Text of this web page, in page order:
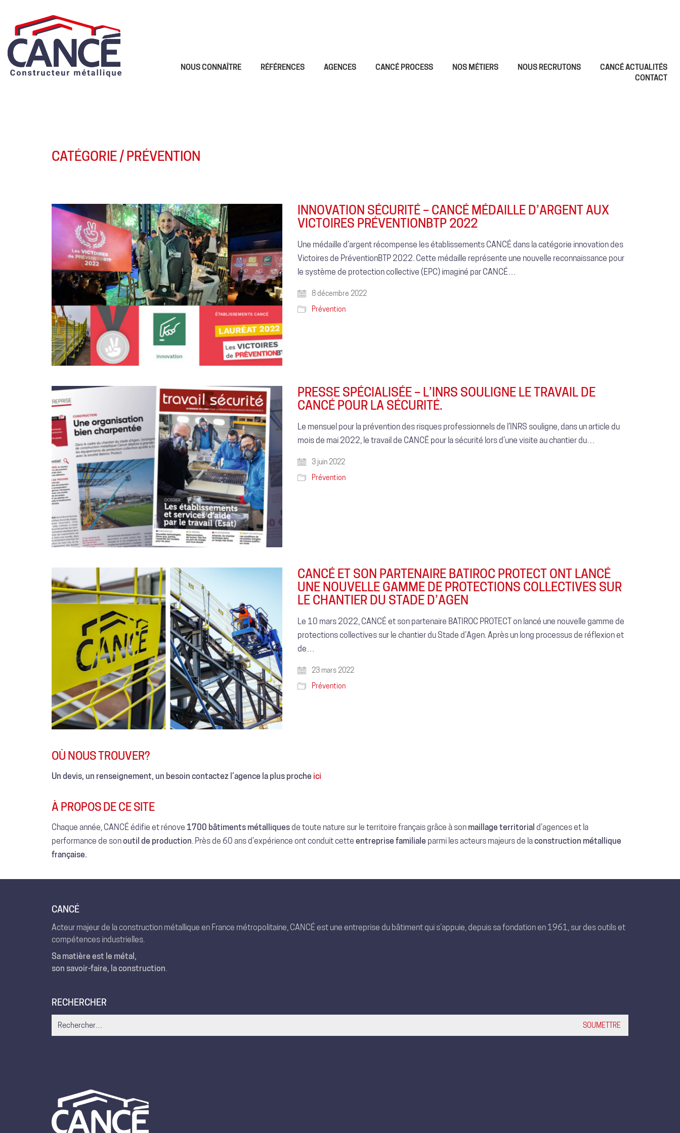
NOUS CONNAÎTRE RÉFÉRENCES AGENCES CANCÉ PROCESS NOS MÉTIERS NOUS RECRUTONS
CANCÉ ACTUALITÉS
CONTACT
CATÉGORIE /PRÉVENTION
INNOVATION SÉCURITÉ – CANCÉ MÉDAILLE D’ARGENT AUX
VICTOIRES PRÉVENTIONBTP 2022
Une médaille d’argent récompense les établissements CANCÉ dans la catégorie innovation des
Victoires de PréventionBTP 2022. Cette médaille représente une nouvelle reconnaissance pour
le système de protection collective (EPC) imaginé par CANCÉ…
8 décembre 2022
Prévention
PRESSE SPÉCIALISÉE – L’INRS SOULIGNE LE TRAVAIL DE
CANCÉ POUR LA SÉCURITÉ.
Le mensuel pour la prévention des risques professionnels de l’INRS souligne, dans un article du
mois de mai 2022, le travail de CANCÉ pour la sécurité lors d’une visite au chantier du…
3 juin 2022
Prévention
CANCÉ ET SON PARTENAIRE BATIROC PROTECT ONT LANCÉ
UNE NOUVELLE GAMME DE PROTECTIONS COLLECTIVES SUR
LE CHANTIER DU STADE D’AGEN
Le 10 mars 2022, CANCÉ et son partenaire BATIROC PROTECT on lancé une nouvelle gamme de
protections collectives sur le chantier du Stade d’Agen. Après un long processus de réflexion et
de…
23 mars 2022
Prévention
OÙ NOUS TROUVER?
Un devis, un renseignement, un besoin contactez l’agence la plus proche ici
À PROPOS DE CE SITE
Chaque année, CANCÉ édifie et rénove 1700 bâtiments métalliquesde toute nature sur le territoire français grâce à son maillage territorial d’agences et la
performance de sonoutil de production . Près de 60 ans d’expérience ont conduit cette entreprise familiale parmi les acteurs majeurs de laconstruction métallique
française.
CANCÉ
Acteur majeur de la construction métallique en France métropolitaine, CANCÉ est une entreprise du bâtiment qui s’appuie, depuis sa fondation en 1961, sur des outils et
compétences industrielles.
Sa matière est le métal,
son savoir-faire, la construction.
RECHERCHER
for: